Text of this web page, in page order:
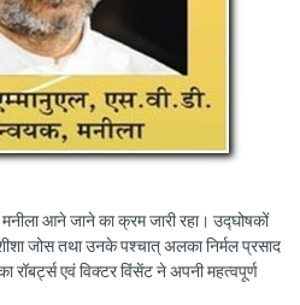
आने जाने का क्रम जारी रहा। उद्घोषकों
जोस तथा उनके पश्चात् अलका निर्मल प्रसाद
रॉबर्ट्स एवं विक्टर विंसेंट ने अपनी महत्वपूर्ण